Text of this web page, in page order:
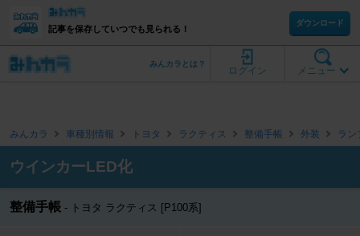
記事を保存していつでも見られる！
ダウンロード
メニュー
ログイン
みんカラとは？
みんカラ 車種別情報 トヨタ ラクティス 整備手帳 外装 ラン
ウインカーLED化
整備手帳 トヨタ ラクティス [P100系]